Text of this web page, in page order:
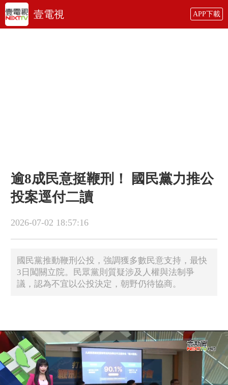
壹電視 APP下載
逾8成民意挺鞭刑！ 國民黨力推公
投案逕付二讀
2026-07-02 18:57:16
國民黨推動鞭刑公投，強調獲多數民意支持，最快
3日闖關立院。民眾黨則質疑涉及人權與法制爭
議，認為不宜以公投決定，朝野仍待協商。